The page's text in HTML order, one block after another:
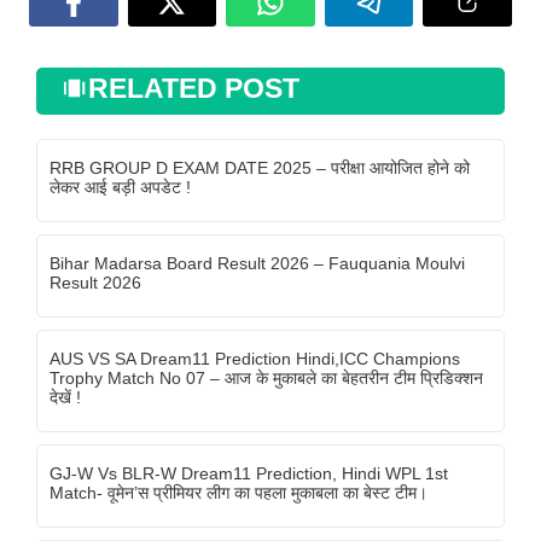
RELATED POST
RRB GROUP D EXAM DATE 2025 – परीक्षा आयोजित होने को
लेकर आई बड़ी अपडेट !
Bihar Madarsa Board Result 2026 – Fauquania Moulvi
Result 2026
AUS VS SA Dream11 Prediction Hindi,ICC Champions
Trophy Match No 07 – आज के मुकाबले का बेहतरीन टीम प्रिडिक्शन
देखें !
GJ-W Vs BLR-W Dream11 Prediction, Hindi WPL 1st
Match- वूमेन’स प्रीमियर लीग का पहला मुकाबला का बेस्ट टीम।